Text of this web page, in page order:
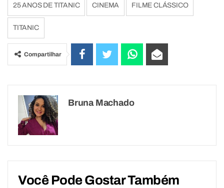
25 ANOS DE TITANIC CINEMA FILME CLÁSSICO
TITANIC
Compartilhar
Bruna Machado
Você Pode Gostar Também